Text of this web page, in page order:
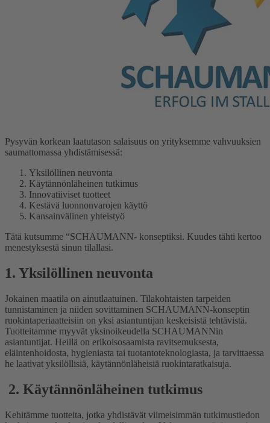
Pysyvän korkean laatutason salaisuus on yrityksemme vahvuuksien
saumattomassa yhdistämisessä:
Yksilöllinen neuvonta
Käytännönläheinen tutkimus
Innovatiiviset tuotteet
Kestävä luonnonvarojen käyttö
Kansainvälinen yhteistyö
Tätä kutsumme “SCHAUMANN- konseptiksi. Kuudes tähti kertoo
menestyksestä sinun tilallasi.
1. Yksilöllinen neuvonta
Jokainen maatila on ainutlaatuinen. Tilakohtaisten tarpeiden
tunnistaminen ja niiden sovittaminen SCHAUMANN-konseptin
ruokintaperiaatteisiin on yksi asiantuntijan keskeisistä tehtävistä.
Tuotteitamme myyvät yksinoikeudella SCHAUMANNin
asiantuntijat. Heillä on erikoisosaamista ravitsemuksesta,
eläintenhoidosta, hygieniasta tai tuotantoteknologiasta, ja tarvittaessa
he laativat yksilöllisiä, käytännönläheisiä ruokintaratkaisuja.
2. Käytännönläheinen tutkimus
Kehitämme tuotteita, jotka yhdistävät viimeisimmän tutkimustiedon